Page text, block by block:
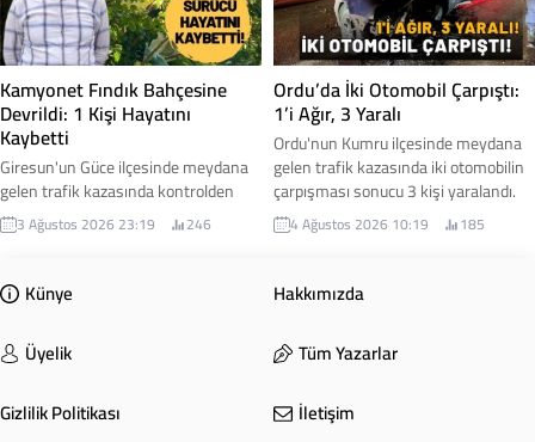
Kamyonet Fındık Bahçesine
Devrildi: 1 Kişi Hayatını
Kaybetti
Giresun'un Güce ilçesinde meydana
gelen trafik kazasında kontrolden
çıkan kamyonetin fındık bahçesine
devrilmesi sonucu 62 yaşındaki
3 Ağustos 2026 23:19 246
Ordu’da İki Otomobil Çarpıştı:
1’i Ağır, 3 Yaralı
Ordu'nun Kumru ilçesinde meydana
gelen trafik kazasında iki otomobilin
çarpışması sonucu 3 kişi yaralandı.
Yaralılardan birinin hayati
tehlikesinin bulunduğu öğrenildi. İşte
4 Ağustos 2026 10:19 185
Künye
Hakkımızda
Üyelik
Tüm Yazarlar
Gizlilik Politikası
İletişim